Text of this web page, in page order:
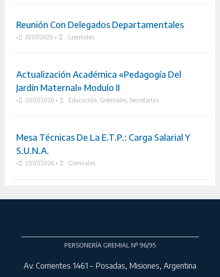
Reunión Con Delegados Departamentales
• 31/07/2026 • Gremiales
Actualización Académica «Pedagogía Del
Jardín Maternal» Modulo II
• 27/07/2026 • Educación Gremiales, Secretarías
Mesa Técnicas De La E.T.P.: Carga Salarial Y
S.U.N.A.
• 27/07/2026 • Gremiales
PERSONERÍA GREMIAL Nº 96/95
Av. Corrientes 1461 – Posadas, Misiones, Argentina